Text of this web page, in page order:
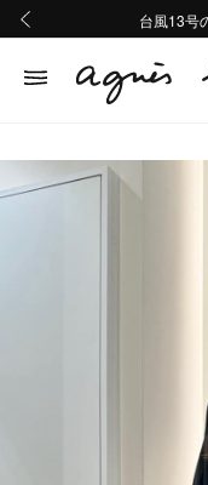
熊本地域
台風13号
熊本地域